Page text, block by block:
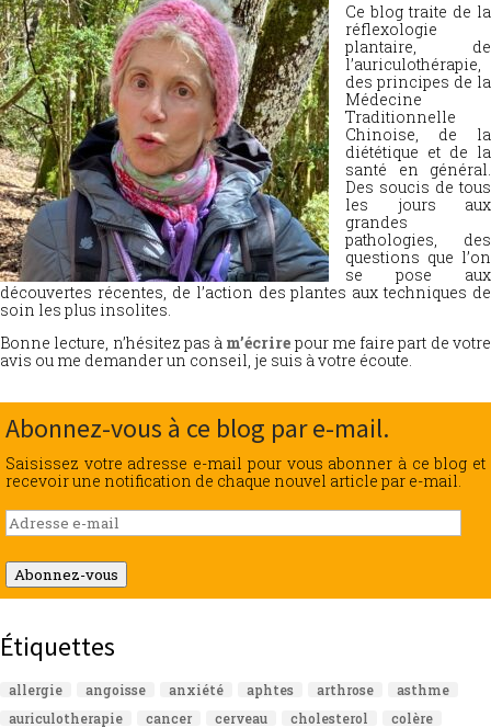
Ce blog traite de la
réflexologie
plantaire, de
l’auriculothérapie,
des principes de la
Médecine
Traditionnelle
Chinoise, de la
diététique et de la
santé en général.
Des soucis de tous
les jours aux
grandes
pathologies, des
questions que l’on
se pose aux
découvertes récentes, de l’action des plantes aux techniques de
soin les plus insolites.
Bonne lecture, n’hésitez pas à m’écrire pour me faire part de votre
avis ou me demander un conseil, je suis à votre écoute.
Abonnez-vous à ce blog par e-mail.
Saisissez votre adresse e-mail pour vous abonner à ce blog et
recevoir une notification de chaque nouvel article par e-mail.
Adresse
e-
mail
Abonnez-vous
Étiquettes
allergie angoisse anxiété aphtes arthrose
asthme
auriculotherapie
cancer cerveau cholesterol
colère